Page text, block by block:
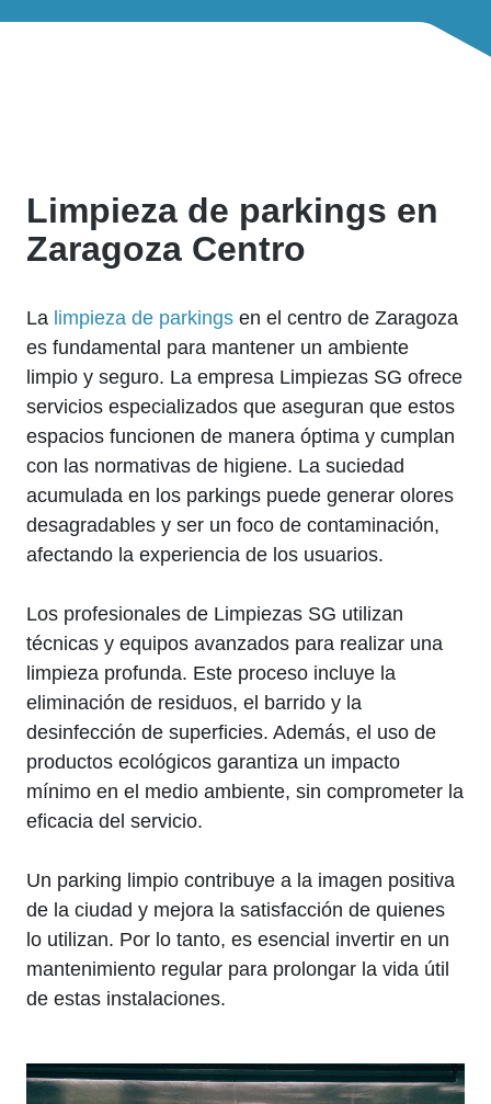
Limpieza de parkings en
Zaragoza Centro
La limpieza de parkings en el centro de Zaragoza
es fundamental para mantener un ambiente
limpio y seguro. La empresa Limpiezas SG ofrece
servicios especializados que aseguran que estos
espacios funcionen de manera óptima y cumplan
con las normativas de higiene. La suciedad
acumulada en los parkings puede generar olores
desagradables y ser un foco de contaminación,
afectando la experiencia de los usuarios.
Los profesionales de Limpiezas SG utilizan
técnicas y equipos avanzados para realizar una
limpieza profunda. Este proceso incluye la
eliminación de residuos, el barrido y la
desinfección de superficies. Además, el uso de
productos ecológicos garantiza un impacto
mínimo en el medio ambiente, sin comprometer la
eficacia del servicio.
Un parking limpio contribuye a la imagen positiva
de la ciudad y mejora la satisfacción de quienes
lo utilizan. Por lo tanto, es esencial invertir en un
mantenimiento regular para prolongar la vida útil
de estas instalaciones.